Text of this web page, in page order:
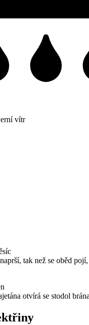
vítr
tak než se oběd
otvírá se stodol